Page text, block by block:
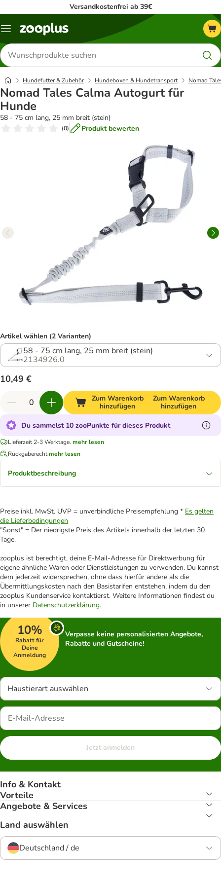
Versandkostenfrei ab 39€
Menü
Produkte
suchen
Hundefutter & Zubehör Hundeboxen & Hundetransport Nomad
Nomad Tales Calma Autogurt für
Hunde
58 - 75 cm lang, 25 mm breit (stein)
(0) Produkt bewerten
Artikel wählen (2 Varianten)
58 - 75 cm lang, 25 mm breit (stein)
2134926.0
10,49 €
Zum Warenkorb
hinzufügen
Zum Warenkorb
hinzufügen
Du sammelst 10 zooPunkte für dieses Produkt
Lieferzeit 2-3 Werktage. mehr lesen
Rückgaberechtmehr lesen
Produktbeschreibung
Preise inkl. MwSt. UVP = unverbindliche Preisempfehlung * Es gelten
die Lieferbedingungen
"Sonst" = Der niedrigste Preis des Artikels innerhalb der letzten 30
Tage.
zooplus ist berechtigt, deine E-Mail-Adresse für Direktwerbung für
eigene ähnliche Waren oder Dienstleistungen zu verwenden. Du kannst
dem jederzeit widersprechen, ohne dass hierfür andere als die
Übermittlungskosten nach den Basistarifen entstehen, indem du den
zooplus Kundenservice kontaktierst. Weitere Informationen findest du
in unserer Datenschutzerklärung.
10%
Rabatt für
Deine
Anmeldung
Verpasse keine personalisierten Angebote,
Rabatte und Gutscheine!
Haustierart auswählen
Jetzt anmelden
Info & Kontakt
Vorteile
Angebote & Services
Land auswählen
Deutschland / de